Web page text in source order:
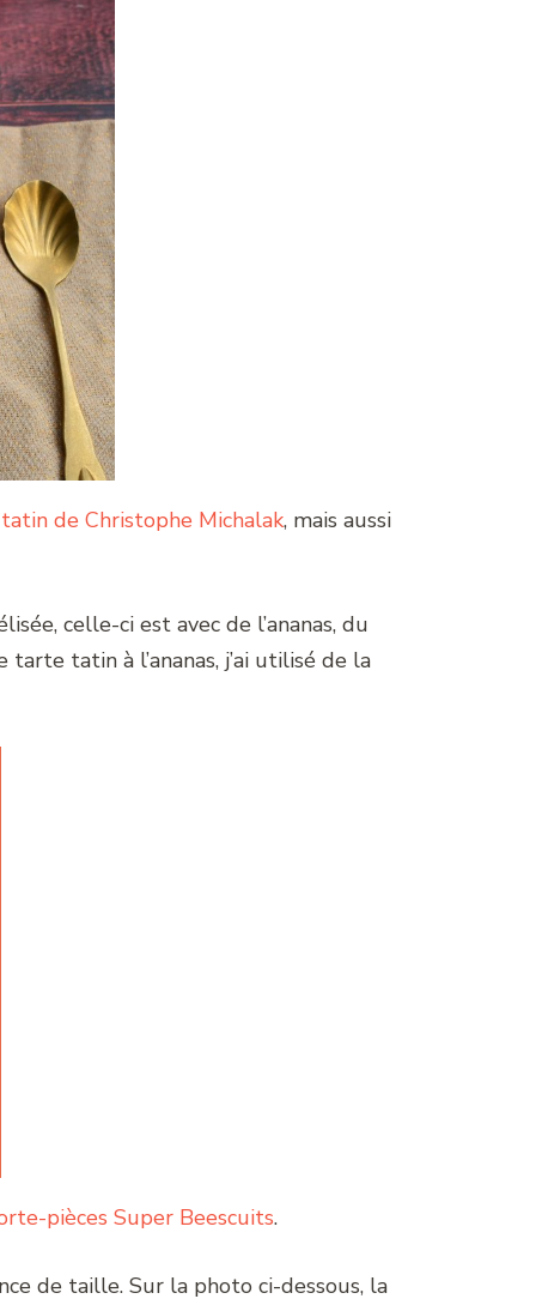
de Christophe Michalak, mais aussi
celle-ci est avec de l’ananas, du
tatin à l’ananas, j’ai utilisé de la
pièces Super Beescuits.
de taille. Sur la photo ci-dessous, la